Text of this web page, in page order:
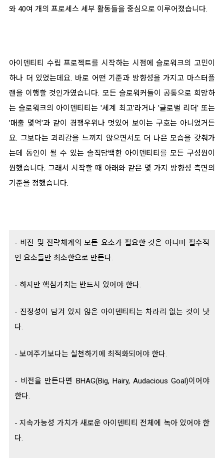
와 40여 개의 프로세스 세부 활동들을 중심으로 이루어졌습니다.
아이덴티티 수립 프로젝트를 시작하는 시점에 슬로워크의 고민이
하나 더 있었는데요. 바로 어떤 기준과 방향성을 가지고 마스터플
랜을 이행할 것인가였습니다. 모든 슬로워커들이 공통으로 희망하
는 슬로워크의 아이덴티티는 '세계 최고'라거나 '글로벌 리더' 또는
'매출 몇억'과 같이 경쟁우위나 멋있어 보이는 구호는 아니었거든
요. 그보다는 괴리감을 느끼지 않으면서도 더 나은 모습을 갖춰가
는데 동인이 될 수 있는 솔직담백한 아이덴티티를 모든 구성원이
원했습니다. 그래서 시작할 때 아래와 같은 몇 가지 방향성 측면의
기준을 정했습니다.
- 비전 및 전략체계의 모든 요소가 필요한 것은 아니며 필수적
인 요소들만 최소한으로 만든다.
- 하지만 핵심가치는 반드시 있어야 한다.
- 진정성이 담겨 있지 않은 아이덴티티는 차라리 없는 것이 낫
다.
- 보여주기보다는 실천하기에 최적화되어야 한다.
- 비전을 만든다면 BHAG(Big, Hairy, Audacious Goal)이어야
한다.
- 지속가능성 가치가 새로운 아이덴티티 전체에 녹아 있어야 한
다.